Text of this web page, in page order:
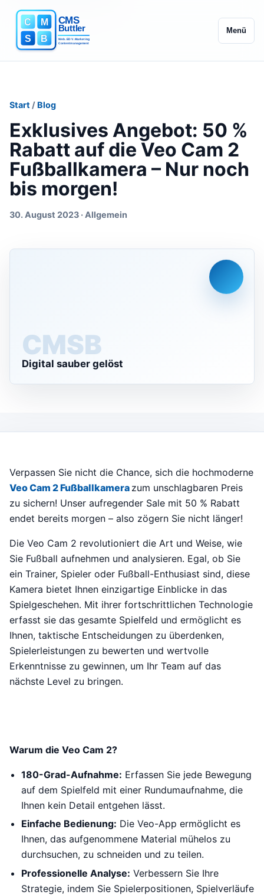
Menü
Start / Blog
Exklusives Angebot: 50 %
Rabatt auf die Veo Cam 2
Fußballkamera – Nur noch
bis morgen!
30. August 2023 · Allgemein
CMS
Digital sauber gelöst
Verpassen Sie nicht die Chance, sich die hochmoderne
Veo Cam 2 Fußballkamera zum unschlagbaren Preis
zu sichern! Unser aufregender Sale mit 50 % Rabatt
endet bereits morgen – also zögern Sie nicht länger!
Die Veo Cam 2 revolutioniert die Art und Weise, wie
Sie Fußball aufnehmen und analysieren. Egal, ob Sie
ein Trainer, Spieler oder Fußball-Enthusiast sind, diese
Kamera bietet Ihnen einzigartige Einblicke in das
Spielgeschehen. Mit ihrer fortschrittlichen Technologie
erfasst sie das gesamte Spielfeld und ermöglicht es
Ihnen, taktische Entscheidungen zu überdenken,
Spielerleistungen zu bewerten und wertvolle
Erkenntnisse zu gewinnen, um Ihr Team auf das
nächste Level zu bringen.
Warum die Veo Cam 2?
180-Grad-Aufnahme: Erfassen Sie jede Bewegung
auf dem Spielfeld mit einer Rundumaufnahme, die
Ihnen kein Detail entgehen lässt.
Einfache Bedienung: Die Veo-App ermöglicht es
Ihnen, das aufgenommene Material mühelos zu
durchsuchen, zu schneiden und zu teilen.
Professionelle Analyse: Verbessern Sie Ihre
Strategie, indem Sie Spielerpositionen, Spielverläufe